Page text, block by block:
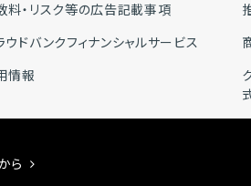
料・リスク等の広告記載事項
ウドバンクフィナンシャルサービス
情報
ら